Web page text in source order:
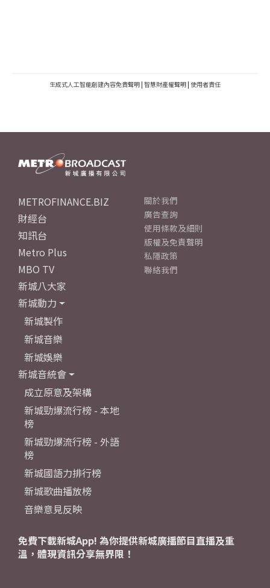
生成式人工智能創建內容免責聲明 | 智慧財產權聲明 | 使用者責任
METROFINANCE.BIZ
財經台
知訊台
Metro Plus
MBO TV
新城八大家
新城動力
新城製作
新城音樂
新城娛樂
新城音統會
成立原意及架構
新城勁爆流行榜 - 本地
榜
新城勁爆流行榜 - 外語
榜
新城國語力排行榜
新城歌曲播放榜
音樂意見反映
關於我們
廣告查詢
使用條款及細則
版權及免責聲明
私隱政策
聯絡我們
免費下載新城App! 為你提供新城廣播節目直播及重
溫，體現資訊分享無界限！